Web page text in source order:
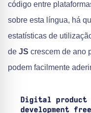
código entre
sobre esta língua, há
estatísticas de
de JS crescem de ano
podem facilmente